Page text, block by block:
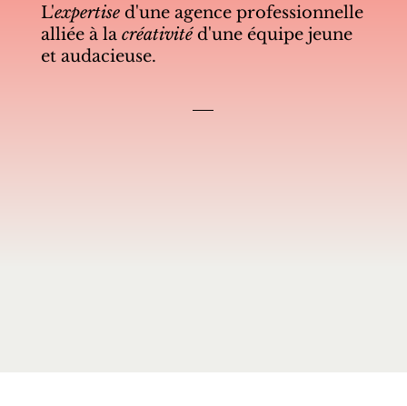
L'expertised'une agence professionnelle
alliée à la créativitéd'une équipe jeune
et audacieuse.